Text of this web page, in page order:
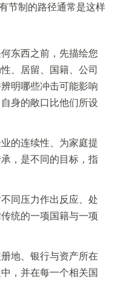
节制的路径通常是这样
东西之前，先描绘您
、居留、国籍、公司
明哪些冲击可能影响
身的敞口比他们所设
的连续性、为家庭提
，是不同的目标，指
同压力作出反应、处
统的一项国籍与一项
地、银行与资产所在
，并在每一个相关国